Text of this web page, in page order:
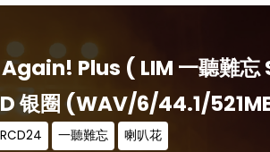
Plus ( LIM 一聽難忘
银圈 (WAV/6/44.1/
一聽難忘 喇叭花